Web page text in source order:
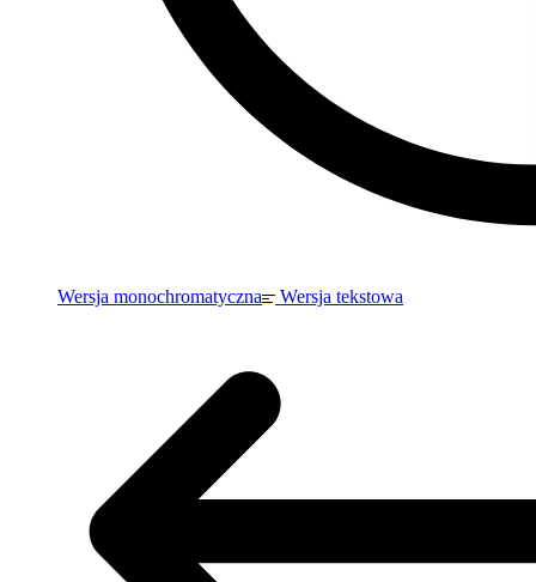
Wersja monochromatyczna Wersja tekstowa